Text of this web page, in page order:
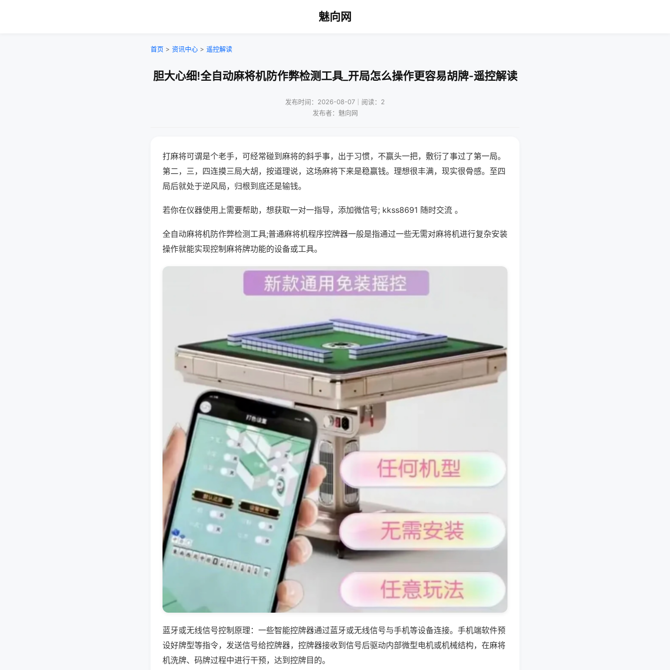
魅向网
首页 > 资讯中心 > 遥控解读
胆大心细!全自动麻将机防作弊检测工具_开局怎么操作更容易胡牌-遥控解读
发布时间：2026-08-07｜阅读：2
发布者：魅向网
打麻将可谓是个老手，可经常碰到麻将的斜乎事，出于习惯，不赢头一把，敷衍了事过了第一局。
第二，三，四连摸三局大胡，按道理说，这场麻将下来是稳赢钱。理想很丰满，现实很骨感。至四
局后就处于逆风局，归根到底还是输钱。
若你在仪器使用上需要帮助，想获取一对一指导，添加微信号; kkss8691 随时交流 。
全自动麻将机防作弊检测工具;普通麻将机程序控牌器一般是指通过一些无需对麻将机进行复杂安装
操作就能实现控制麻将牌功能的设备或工具。
蓝牙或无线信号控制原理：一些智能控牌器通过蓝牙或无线信号与手机等设备连接。手机端软件预
设好牌型等指令，发送信号给控牌器，控牌器接收到信号后驱动内部微型电机或机械结构，在麻将
机洗牌、码牌过程中进行干预，达到控牌目的。